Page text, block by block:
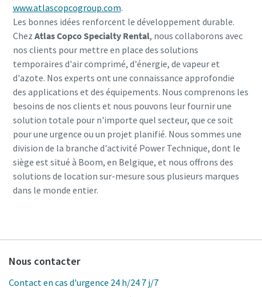
www.atlascopcogroup.com.
Les bonnes idées renforcent le développement durable.
Chez Atlas Copco Specialty Rental, nous collaborons avec
nos clients pour mettre en place des solutions
temporaires d'air comprimé, d'énergie, de vapeur et
d'azote. Nos experts ont une connaissance approfondie
des applications et des équipements. Nous comprenons les
besoins de nos clients et nous pouvons leur fournir une
solution totale pour n'importe quel secteur, que ce soit
pour une urgence ou un projet planifié. Nous sommes une
division de la branche d'activité Power Technique, dont le
siège est situé à Boom, en Belgique, et nous offrons des
solutions de location sur-mesure sous plusieurs marques
dans le monde entier.
Nous contacter
Contact en cas d'urgence 24 h/24 7 j/7